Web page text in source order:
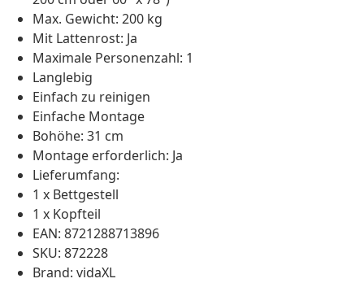
Max. Gewicht: 200 kg
Mit Lattenrost: Ja
Maximale Personenzahl: 1
Langlebig
Einfach zu reinigen
Einfache Montage
Bohöhe: 31 cm
Montage erforderlich: Ja
Lieferumfang:
1 x Bettgestell
1 x Kopfteil
EAN: 8721288713896
SKU: 872228
Brand: vidaXL